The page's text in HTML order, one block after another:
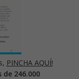
PINCHA AQUÍ!
de 246.000